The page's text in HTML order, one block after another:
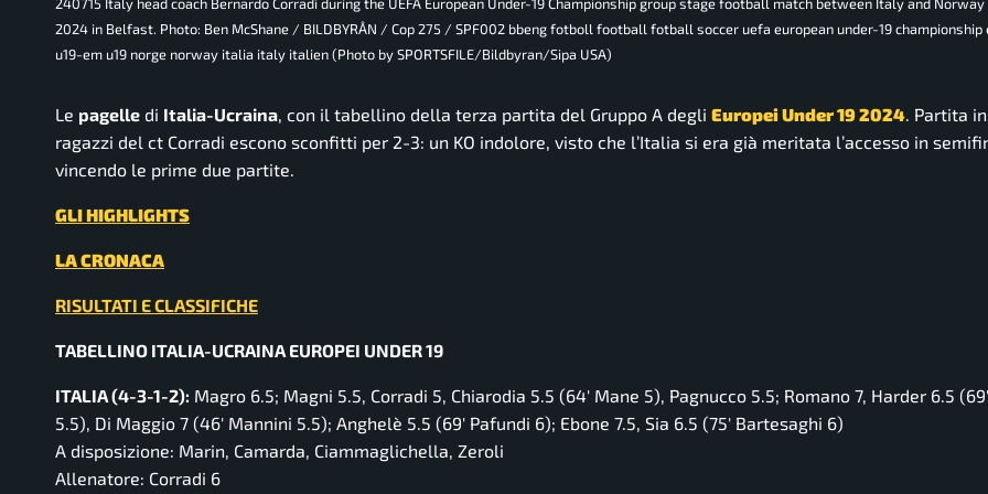
2024 in Belfast. Photo: Ben McShane / BILDBYRÅN / Cop 275 / SPF002 bbeng fotboll football fotball soccer uefa european under-19 championship
u19-em u19 norge norway italia italy italien (Photo by SPORTSFILE/Bildbyran/Sipa USA)
Le pagelle di Italia-Ucraina , con il tabellino della terza partita del Gruppo A degli Europei Under 19 2024 . Partita
ragazzi del ct Corradi escono sconfitti per 2-3: un KO indolore, visto che l’Italia si era già meritata l’accesso in
vincendo le prime due partite.
GLI HIGHLIGHTS
LA CRONACA
RISULTATI E CLASSIFICHE
TABELLINO ITALIA-UCRAINA EUROPEI UNDER 19
ITALIA (4-3-1-2): Magro 6.5; Magni 5.5, Corradi 5, Chiarodia 5.5 (64′ Mane 5), Pagnucco 5.5; Romano 7, Harder 6.5
5.5), Di Maggio 7 (46′ Mannini 5.5); Anghelè 5.5 (69′ Pafundi 6); Ebone 7.5, Sia 6.5 (75′ Bartesaghi 6)
A disposizione: Marin, Camarda, Ciammaglichella, Zeroli
Allenatore: Corradi 6